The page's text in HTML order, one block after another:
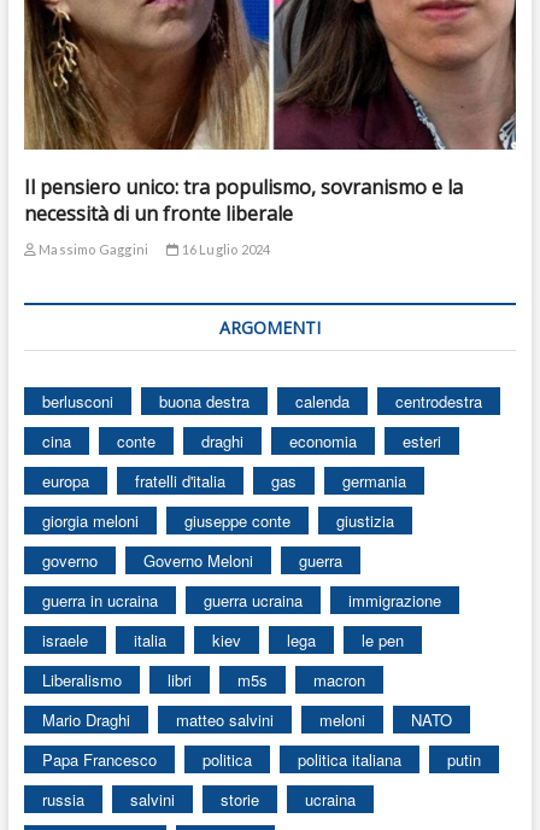
Il pensiero unico: tra populismo, sovranismo e la
necessità di un fronte liberale
Massimo Gaggini 16 Luglio 2024
ARGOMENTI
berlusconi buona destra calenda
centrodestra
cina
conte draghi economia
esteri
europa
fratelli d'italia gas
germania
giorgia meloni
giuseppe conte
giustizia
governo
Governo Meloni
guerra
guerra in ucraina
guerra ucraina
immigrazione
israele
italia kiev lega
le pen
Liberalismo
libri m5s
macron
Mario Draghi
matteo salvini meloni
NATO
Papa Francesco
politica politica italiana
putin
russia
salvini storie
ucraina